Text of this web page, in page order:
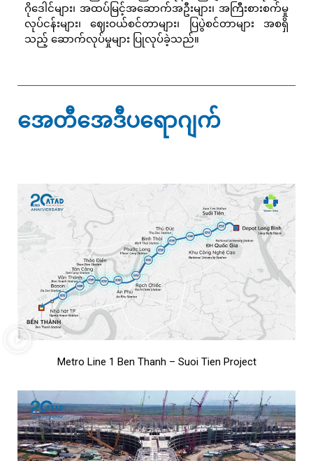
ဂိုဒေါင်များ၊ အထပ်မြင့်အဆောက်အဦးများ၊ အကြီးစားစက်မှု
လုပ်ငန်းများ၊ ဈေးဝယ်စင်တာများ၊ ပြပွဲစင်တာများ အစရှိ
သည့် ဆောက်လုပ်မှုများ ပြုလုပ်ခဲ့သည်။
အေတီအေဒီပရောဂျက်
Metro Line 1 Ben Thanh – Suoi Tien Project